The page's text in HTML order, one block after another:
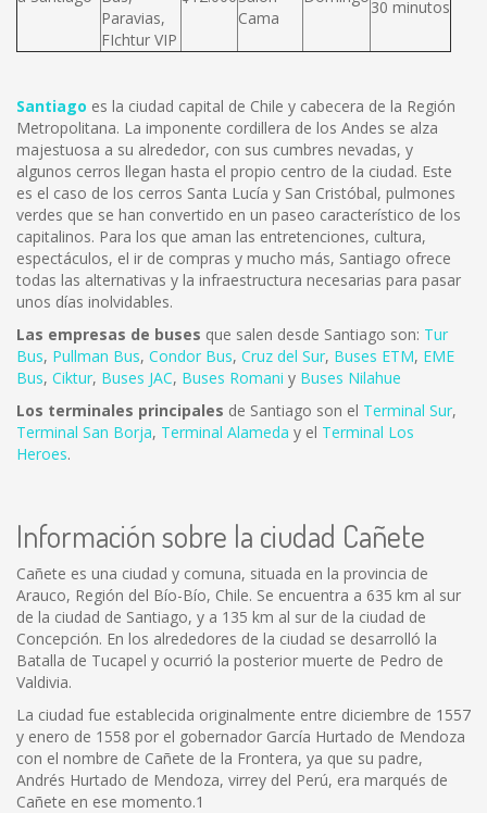
Paravias,
FIchtur VIP
Cama
30 minutos
Santiago es la ciudad capital de Chile y cabecera de la Región
Metropolitana. La imponente cordillera de los Andes se alza
majestuosa a su alrededor, con sus cumbres nevadas, y
algunos cerros llegan hasta el propio centro de la ciudad. Este
es el caso de los cerros Santa Lucía y San Cristóbal, pulmones
verdes que se han convertido en un paseo característico de los
capitalinos. Para los que aman las entretenciones, cultura,
espectáculos, el ir de compras y mucho más, Santiago ofrece
todas las alternativas y la infraestructura necesarias para pasar
unos días inolvidables.
Las empresas de buses que salen desde Santiago son: Tur
Bus, Pullman Bus, Condor Bus, Cruz del Sur, Buses ETM, EME
Bus, Ciktur, Buses JAC, Buses Romani y Buses Nilahue
Los terminales principales de Santiago son el Terminal Sur,
Terminal San Borja, Terminal Alameda y el Terminal Los
Heroes.
Información sobre la ciudad Cañete
Cañete es una ciudad y comuna, situada en la provincia de
Arauco, Región del Bío-Bío, Chile. Se encuentra a 635 km al sur
de la ciudad de Santiago, y a 135 km al sur de la ciudad de
Concepción. En los alrededores de la ciudad se desarrolló la
Batalla de Tucapel y ocurrió la posterior muerte de Pedro de
Valdivia.
La ciudad fue establecida originalmente entre diciembre de 1557
y enero de 1558 por el gobernador García Hurtado de Mendoza
con el nombre de Cañete de la Frontera, ya que su padre,
Andrés Hurtado de Mendoza, virrey del Perú, era marqués de
Cañete en ese momento.1